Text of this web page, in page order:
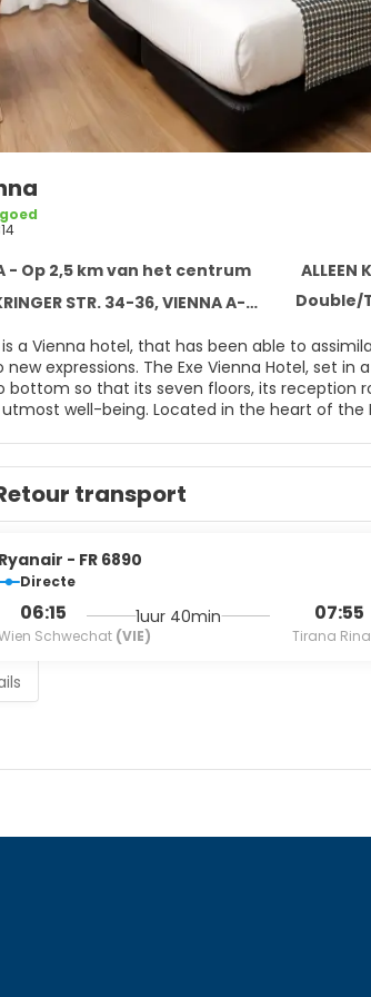
- Op 2,5 km van het centrum
ALLEEN
STR. 34-36, VIENNA A-1170
Double/
the Viennese soul to perfection: deeply rooted in all it is classical but it is
bottom so that its seven floors, its reception
well-being. Located in the heart of the
of the complete reservation. *Non
or amendments are not allowed. *The
*All rooms are non-smoking. *Online check out available.
transport
Ryanair - FR 6890
Directe
06:15
Schwechat (VIE)
1uur 40min 07:55
Tirana